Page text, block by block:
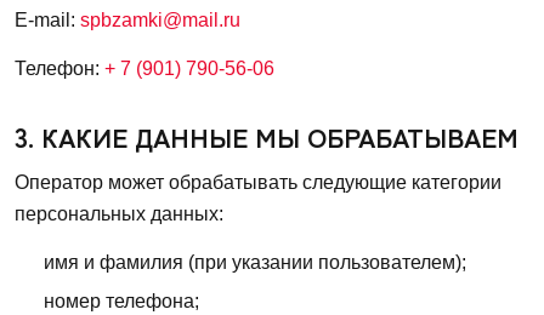
E-mail: spbzamki@mail.ru
Телефон: + 7 (901) 790-56-06
3. КАКИЕ ДАННЫЕ МЫ ОБРАБАТЫВАЕМ
Оператор может обрабатывать следующие категории
персональных данных:
имя и фамилия (при указании пользователем);
номер телефона;